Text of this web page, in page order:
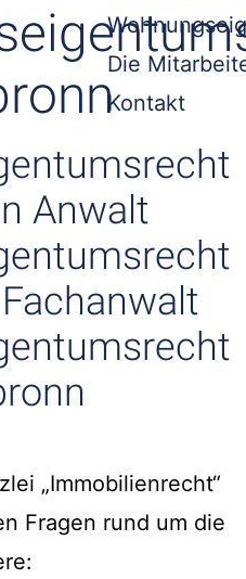
Die
Kontakt
Anwalt
„Immobilienrecht“
Fragen rund um die